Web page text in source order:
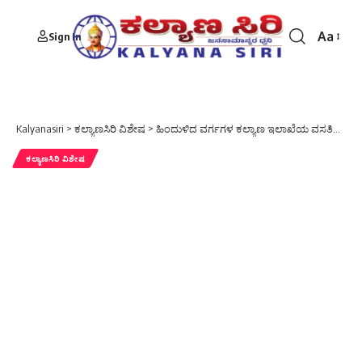
Sign In
Font
Aa
Kalyanasiri > ಕಲ್ಯಾಣಸಿರಿ ವಿಶೇಷ > ಹಿಂದುಳಿದ ವರ್ಗಗಳ ಕಲ್ಯಾಣ ಇಲಾಖೆಯ ವಸತಿನಿಲಯಗಳು ವಿದ್ಯಾರ್ಥಿಗಳ ಭವಿಷ್ಯದ ಆಶಾಕಿರಣ: ಶಿವಪ್ರಿಯಾ ಕಡೇಚೂರ
ಕಲ್ಯಾಣಸಿರಿ ವಿಶೇಷ